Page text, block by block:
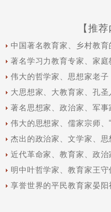
【推
中国著名教育家、乡村教育
著名学习力教育专家、家
伟大的哲学家、思想家老子
大思想家、大教育家、孔
著名思想家、政治家、军事
伟大的思想家、儒家宗师、
杰出的政治家、文学家、思
近代革命家、教育家、政治
明中叶哲学家、教育家王守
享誉世界的平民教育家晏阳